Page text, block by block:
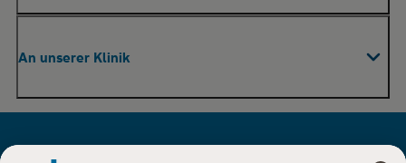
Praxen
Pflege
An unserer Klinik
Ihr Aufenthalt
Für Besucher